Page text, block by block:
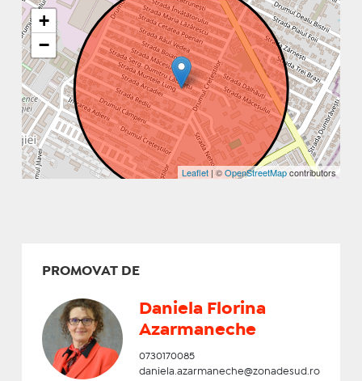
+
−
Leaflet | ©OpenStreetMapcontributors
PROMOVAT DE
Daniela Florina
Azarmaneche
0730170085
daniela.azarmaneche@zonadesud.ro